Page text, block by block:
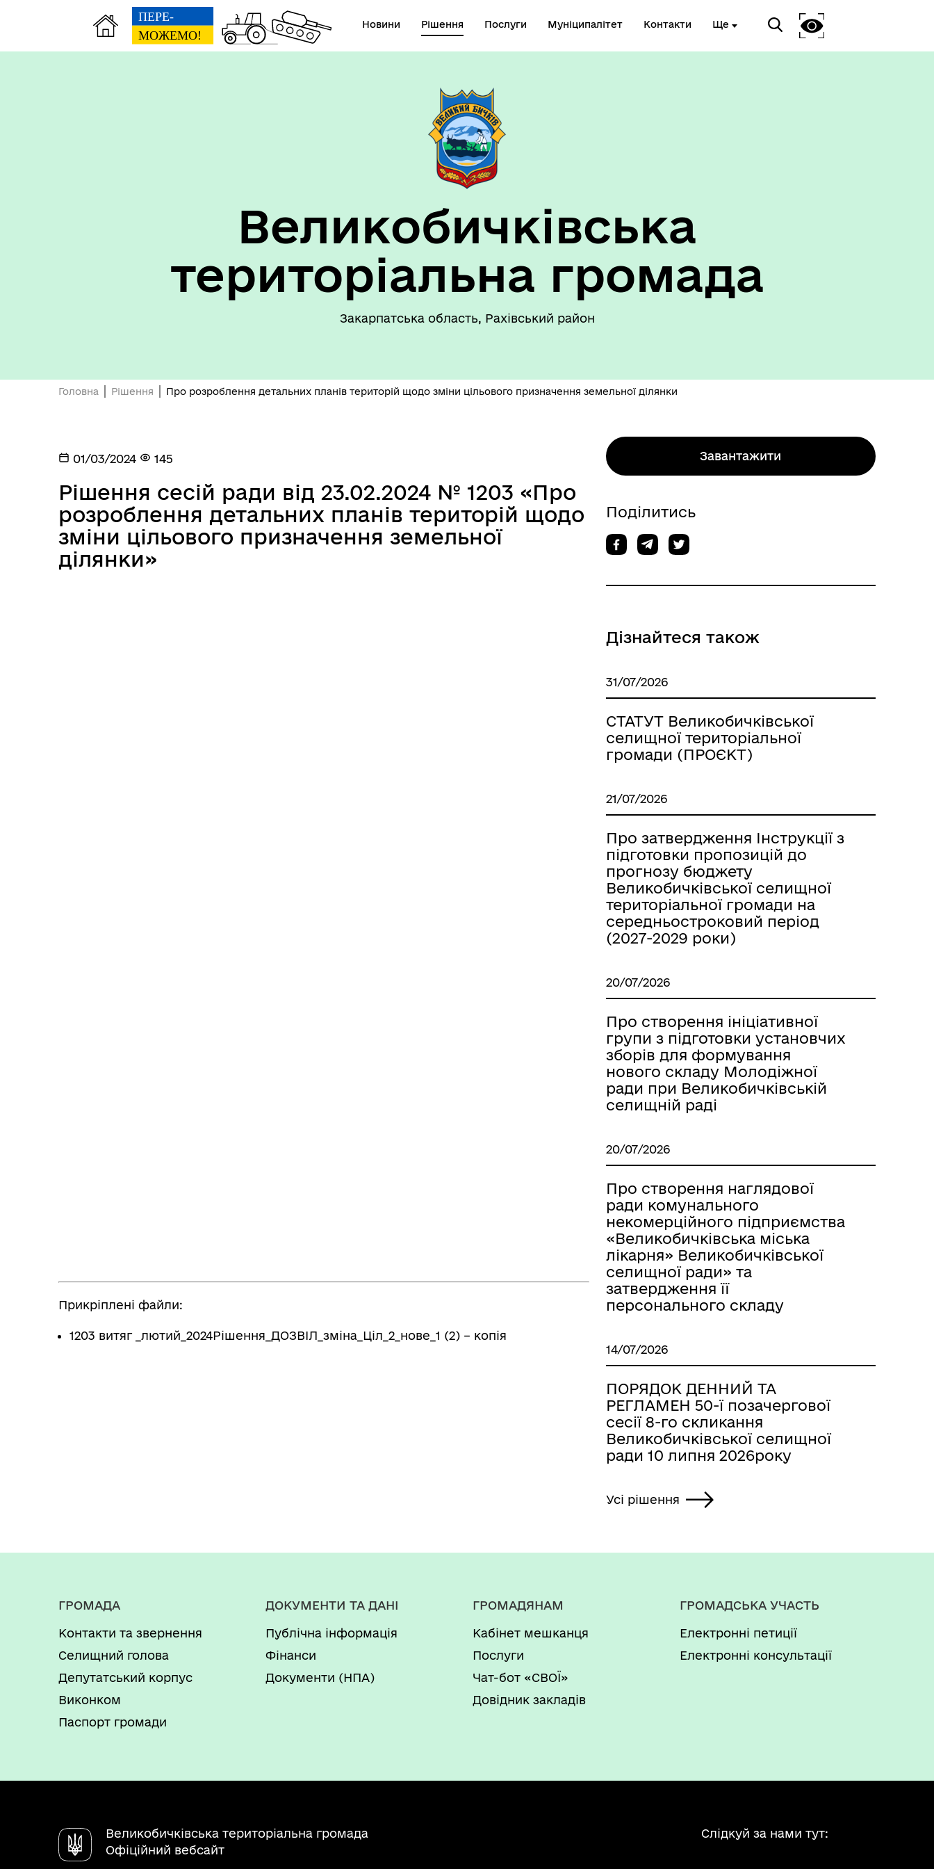
Новини Рішення Послуги Муніципалітет Контакти Ще
Герої не вмирають
установ Великобичківської ТГ
Великобичківська
територіальна громада
Закарпатська область, Рахівський район
Головна Рішення Про розроблення детальних планів територій щодо зміни цільового призначення земельної ділянки
01/03/2024 145
Рішення сесій ради від 23.02.2024 № 1203 «Про
розроблення детальних планів територій щодо
зміни цільового призначення земельної
ділянки»
Прикріплені файли:
1203 витяг _лютий_2024Рішення_ДОЗВІЛ_зміна_Ціл_2_нове_1 (2) – копія
Завантажити
Поділитись
Дізнайтеся також
31/07/2026
СТАТУТ Великобичківської
селищної територіальної
громади (ПРОЄКТ)
21/07/2026
Про затвердження Інструкції з
підготовки пропозицій до
прогнозу бюджету
Великобичківської селищної
територіальної громади на
середньостроковий період
(2027-2029 роки)
20/07/2026
Про створення ініціативної
групи з підготовки установчих
зборів для формування
нового складу Молодіжної
ради при Великобичківській
селищній раді
20/07/2026
Про створення наглядової
ради комунального
некомерційного підприємства
«Великобичківська міська
лікарня» Великобичківської
селищної ради» та
затвердження її
персонального складу
14/07/2026
ПОРЯДОК ДЕННИЙ ТА
РЕГЛАМЕН 50-ї позачергової
сесії 8-го скликання
Великобичківської селищної
ради 10 липня 2026року
Усі рішення
ГРОМАДА
Контакти та звернення
Селищний голова
Депутатський корпус
Виконком
Паспорт громади
ДОКУМЕНТИ ТА ДАНІ
Публічна інформація
Фінанси
Документи (НПА)
ГРОМАДЯНАМ
Кабінет мешканця
Послуги
Чат-бот «СВОЇ»
Довідник закладів
ГРОМАДСЬКА УЧАСТЬ
Електронні петиції
Електронні консультації
Великобичківська територіальна громада
Офіційний вебсайт
Слідкуй за нами тут: